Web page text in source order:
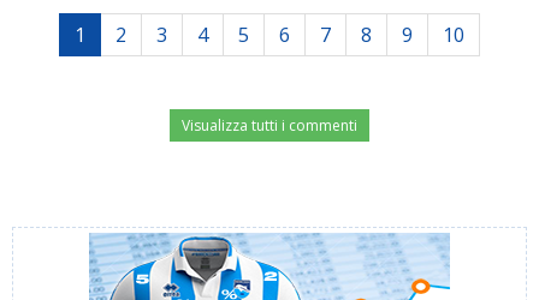
1 2 3 4 5 6 7 8 9 10
Visualizza tutti i commenti